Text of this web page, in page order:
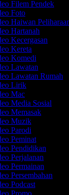
Filem Pendek
Foto
Haiwan
Hartanah
Kecergasan
Kereta
Komedi
Lawatan
Lawatan Rumah
Lirik
Mac
Media Sosial
Memasak
Muzik
Parodi
Peminat
Pendidikan
Perjalanan
Permainan
Persembahan
Podcast
Promo